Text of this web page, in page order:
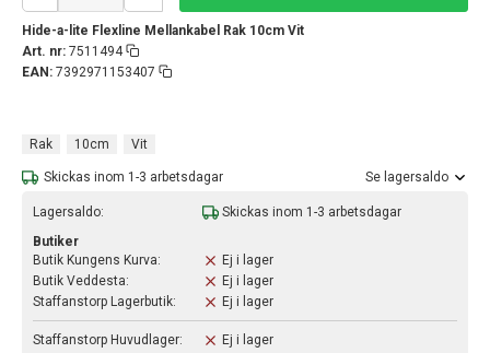
Hide-a-lite Flexline Mellankabel Rak 10cm Vit
Art. nr: 7511494
EAN: 7392971153407
Rak 10cm Vit
Skickas inom 1-3 arbetsdagar Se lagersaldo
Lagersaldo:
Skickas inom 1-3 arbetsdagar
Butiker
Butik Kungens Kurva:
Ej i lager
Butik Veddesta:
Ej i lager
Staffanstorp Lagerbutik:
Ej i lager
Staffanstorp Huvudlager:
Ej i lager